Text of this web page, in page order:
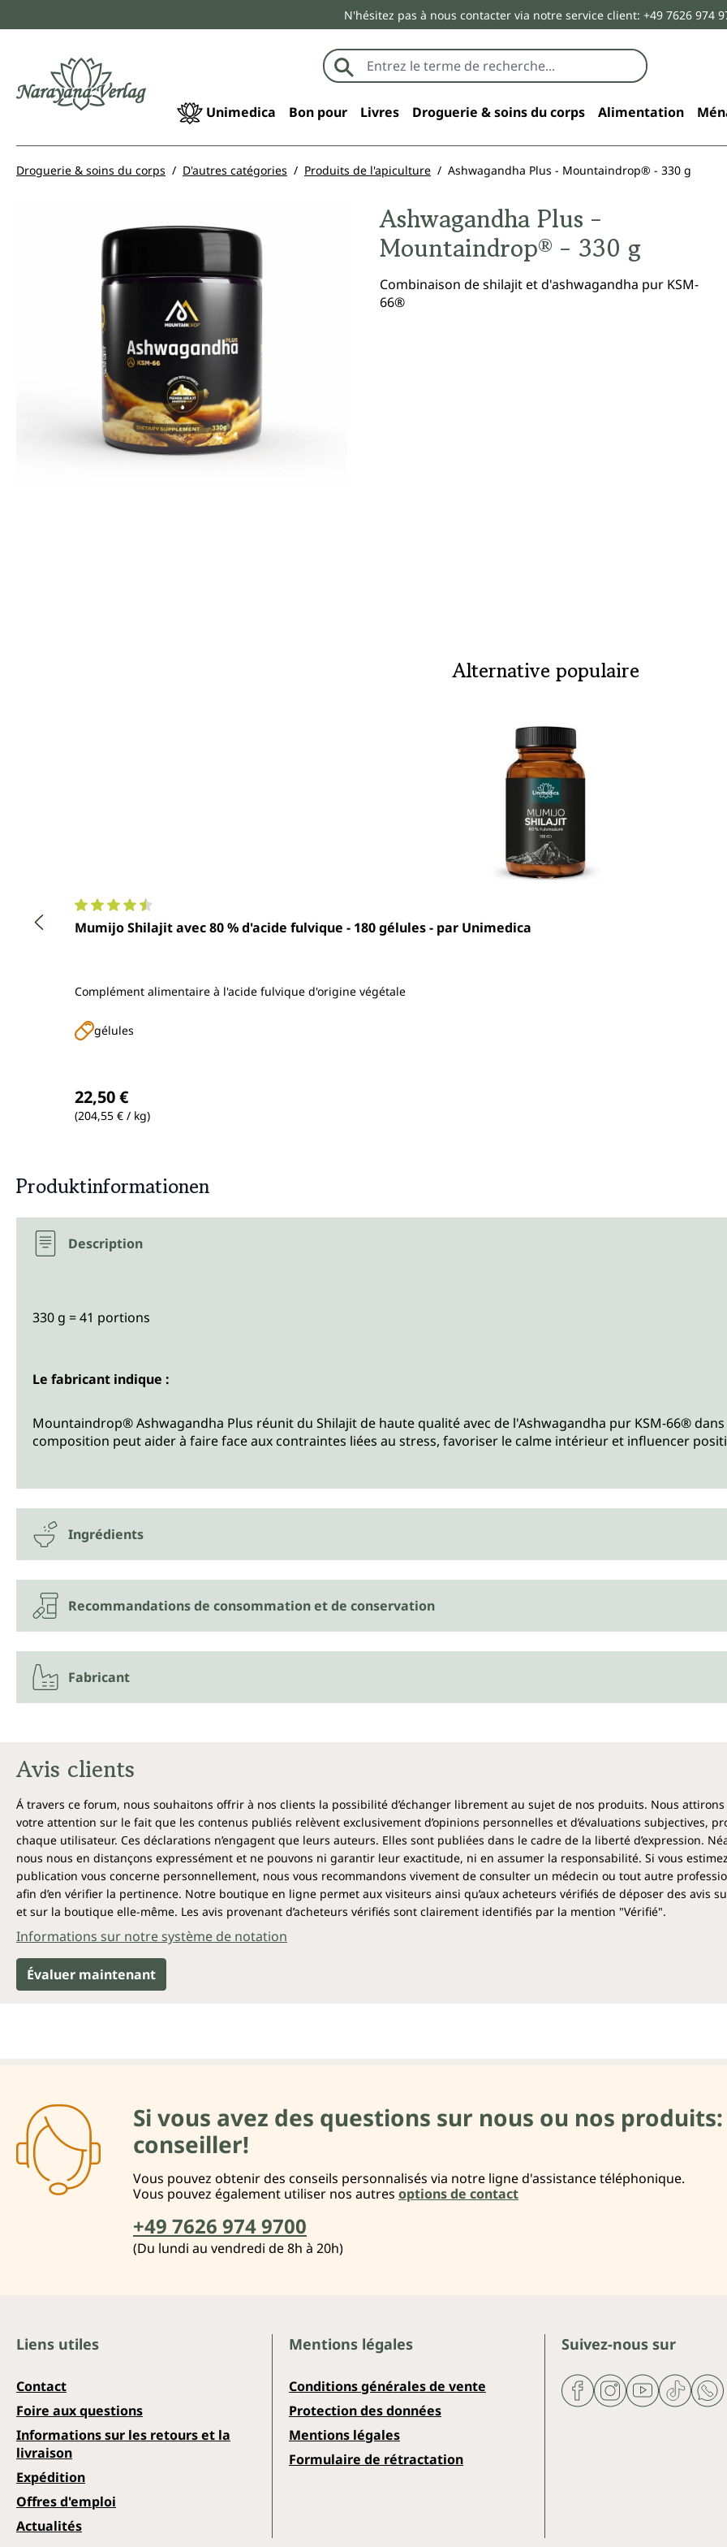
N'hésitez pas à nous contacter via notre service client: +49 7626 974
Unimedica Bon pour Livres Droguerie & soins du corps Alimentation
Droguerie & soins du corps D'autres catégories Produits de l'apiculture Ashwagandha Plus - Mountaindrop® - 330 g
Ashwagandha Plus -
Mountaindrop® - 330 g
Combinaison de shilajit et d'ashwagandha pur KSM-
66®
Alternative populaire
Note moyenne de 4.5 sur 5 étoiles
Mumijo Shilajit avec 80 % d'acide fulvique - 180 gélules - par Unimedica
Complément alimentaire à l'acide fulvique d'origine végétale
gélules
22,50 €
(204,55 € / kg)
Produktinformationen
Description
330 g = 41 portions
Le fabricant indique :
Mountaindrop® Ashwagandha Plus réunit du Shilajit de haute qualité avec de l'Ashwagandha pur KSM-66®
composition peut aider à faire face aux contraintes liées au stress, favoriser le calme intérieur et influencer
Ingrédients
Recommandations de consommation et de conservation
Fabricant
Avis clients
Á travers ce forum, nous souhaitons offrir à nos clients la possibilité d’échanger librement au sujet de nos produits. Nous
votre attention sur le fait que les contenus publiés relèvent exclusivement d’opinions personnelles et d’évaluations subjectives,
chaque utilisateur. Ces déclarations n’engagent que leurs auteurs. Elles sont publiées dans le cadre de la liberté d’expression.
nous nous en distançons expressément et ne pouvons ni garantir leur exactitude, ni en assumer la responsabilité. Si vous
publication vous concerne personnellement, nous vous recommandons vivement de consulter un médecin ou tout autre
afin d’en vérifier la pertinence. Notre boutique en ligne permet aux visiteurs ainsi qu’aux acheteurs vérifiés de déposer des avis
et sur la boutique elle-même. Les avis provenant d’acheteurs vérifiés sont clairement identifiés par la mention "Vérifié".
Informations sur notre système de notation
Évaluer maintenant
Si vous avez des questions sur nous ou nos
conseiller!
Vous pouvez obtenir des conseils personnalisés via notre ligne d'assistance téléphonique.
Vous pouvez également utiliser nos autres options de contact
+49 7626 974 9700
(Du lundi au vendredi de 8h à 20h)
Suivez-nous sur
Liens utiles
Contact
Foire aux questions
Informations sur les retours et la
livraison
Expédition
Offres d'emploi
Actualités
Mentions légales
Conditions générales de vente
Protection des données
Mentions légales
Formulaire de rétractation